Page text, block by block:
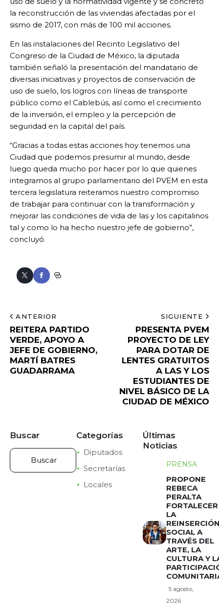
la reconstrucción de las viviendas afectadas por el
sismo de 2017, con más de 100 mil acciones.
En las instalaciones del Recinto Legislativo del
Congreso de la Ciudad de México, la diputada
también señaló la presentación del mandatario de
diversas iniciativas y proyectos de conservación de
uso de suelo, los logros con líneas de transporte
público como el Cablebús, así como el crecimiento
de la inversión, el empleo y la percepción de
seguridad en la capital del país.
“Gracias a todas estas acciones hoy tenemos una
Ciudad que podemos presumir al mundo, desde
luego queda mucho por hacer por lo que quienes
integramos al grupo parlamentario del PVEM en esta
tercera legislatura reiteramos nuestro compromiso
de trabajar para continuar con la transformación y
mejorar las condiciones de vida de las y los capitalinos
tal y como lo ha hecho nuestro jefe de gobierno”,
concluyó.
ANTERIOR
REITERA PARTIDO
VERDE, APOYO A
JEFE DE GOBIERNO,
MARTÍ BATRES
GUADARRAMA
SIGUIENTE
PRESENTA PVEM
PROYECTO DE LEY
PARA DOTAR DE
LENTES GRATUITOS
A LAS Y LOS
ESTUDIANTES DE
NIVEL BÁSICO DE LA
CIUDAD DE MÉXICO
Buscar Categorías
Diputados
Secretarías
Locales
Últimas
Noticias
PRENSA
PROPONE
REBECA
PERALTA
FORTALECER
LA
SOCIAL A
TRAVÉS DEL
ARTE, LA
CULTURA Y
5 agosto,
2026